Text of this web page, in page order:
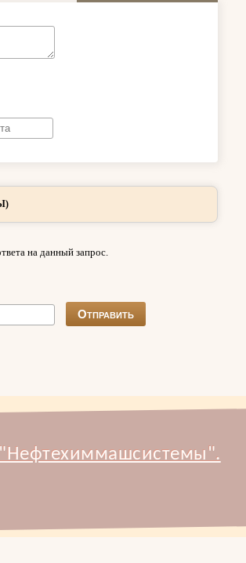
на данный запрос.
"Нефтехиммашсистемы".